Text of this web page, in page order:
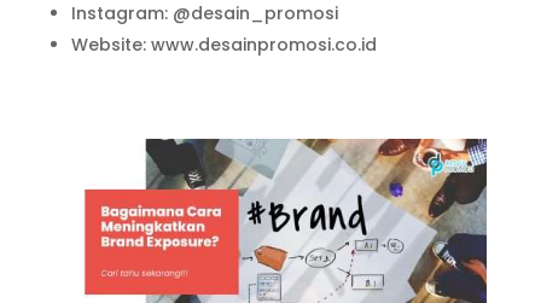
Instagram: @desain_promosi
Website: www.desainpromosi.co.id